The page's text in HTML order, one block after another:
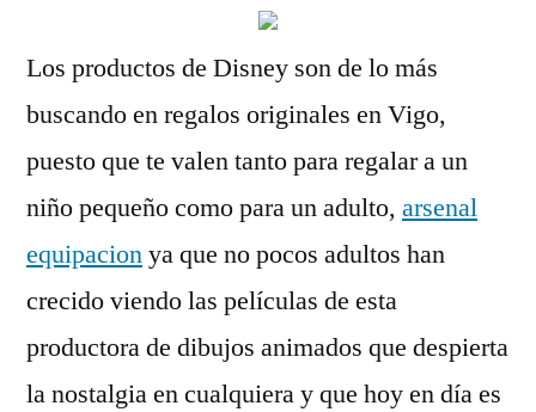
Los productos de Disney son de lo más
buscando en regalos originales en Vigo,
puesto que te valen tanto para regalar a un
niño pequeño como para un adulto, arsenal
equipacionya que no pocos adultos han
crecido viendo las películas de esta
productora de dibujos animados que despierta
la nostalgia en cualquiera y que hoy en día es